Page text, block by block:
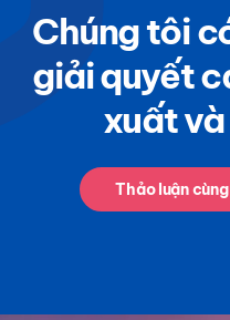
Chúng tôi
giải quyết
xuất
Thảo luận